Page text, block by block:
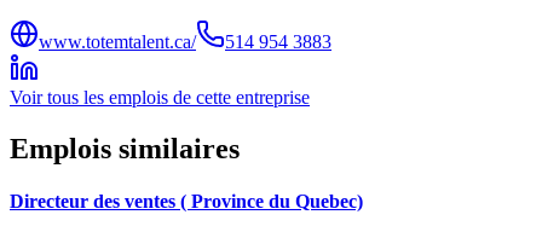
www.totemtalent.ca/ 514 954 3883
Voir tous les emplois de cette entreprise
Emplois similaires
Directeur des ventes ( Province du Quebec)